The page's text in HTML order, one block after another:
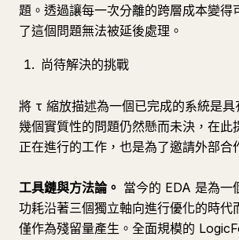
題。透過讓每一次分離的跨層成本變得
了這個問題無法被延後處理。
尚待解決的挑戰
將 τ 縮放描述為一個已完成的系統是具
幾個實質性的問題仍然懸而未決，在此
正在進行的工作，也是為了邀請外部合
工具鏈與方法論。 當今的 EDA 是為一
功耗沿著三個獨立軸向進行優化的時代
僅作為殘留量產生。全面規模的